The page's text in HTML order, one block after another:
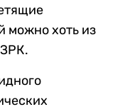
можно хоть из